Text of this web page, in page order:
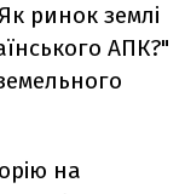
ринок землі
АПК?"
на